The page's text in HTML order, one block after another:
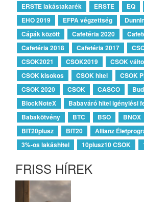
ERSTE lakástakarék
ERSTE EQ
EHO 2019
EFPA végzettség
Cápák között
Cafetéria 2020
Cafetéria 2018
Cafetéria 2017
CSOK2021
CSOK2019
CSOK
CSOK kisokos
CSOK hitel
CSOK
CSOK 2020
CSOK CASCO
BlockNoteX
Babaváró hitel igénylési
Babakötvény
BTC BSO BNOX
BIT20plusz
BIT20 Allianz
3%-os lakáshitel
10plusz10 CSOK
FRISS HÍREK